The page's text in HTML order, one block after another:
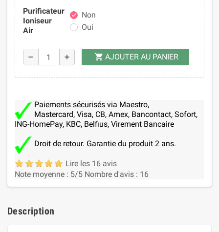
Purificateur
Ioniseur
Air
check
Non
Oui
remove add shopping_cart AJOUTER AU PANIER
Paiements sécurisés via Maestro,
Mastercard, Visa, CB, Amex, Bancontact, Sofort,
ING-HomePay, KBC, Belfius, Virement Bancaire
Droit de retour. Garantie du produit 2 ans.
Lire les 16 avis
Note moyenne : 5/5 Nombre d'avis : 16
Description